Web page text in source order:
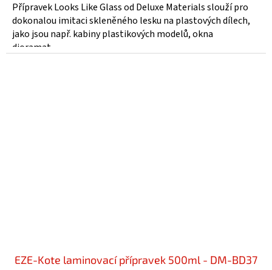
Přípravek Looks Like Glass od Deluxe Materials slouží pro
dokonalou imitaci skleněného lesku na plastových dílech,
jako jsou např. kabiny plastikových modelů, okna
dioramat,...
EZE-Kote laminovací přípravek 500ml - DM-BD37